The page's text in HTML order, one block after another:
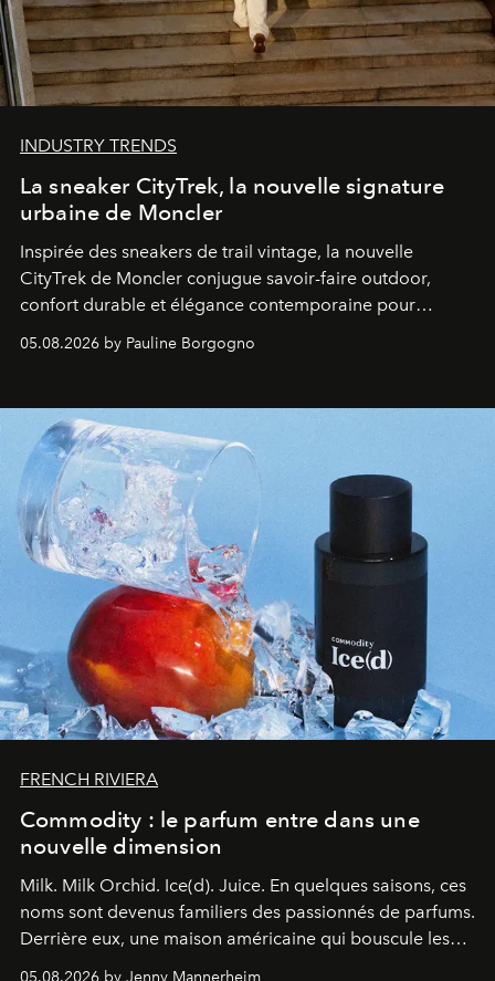
INDUSTRY TRENDS
La sneaker CityTrek, la nouvelle signature
urbaine de Moncler
Inspirée des sneakers de trail vintage, la nouvelle
CityTrek de Moncler conjugue savoir-faire outdoor,
confort durable et élégance contemporaine pour
accompagner les explorations du quotidien.
05.08.2026 by Pauline Borgogno
FRENCH RIVIERA
Commodity : le parfum entre dans une
nouvelle dimension
Milk. Milk Orchid. Ice(d). Juice. En quelques saisons, ces
noms sont devenus familiers des passionnés de parfums.
Derrière eux, une maison américaine qui bouscule les
codes de la parfumerie contemporaine en proposant